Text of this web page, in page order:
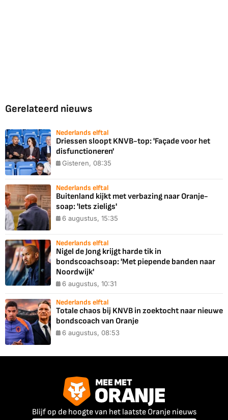
Gerelateerd nieuws
Nederlands elftal
Driessen sloopt KNVB-top: 'Façade voor het
disfunctioneren'
Gisteren, 08:35
Nederlands elftal
Buitenland kijkt met verbazing naar Oranje-
soap: 'Iets zieligs'
6 augustus, 15:35
Nederlands elftal
Nigel de Jong krijgt harde tik in
bondscoachsoap: 'Met piepende banden naar
Noordwijk'
6 augustus, 10:31
Nederlands elftal
Totale chaos bij KNVB in zoektocht naar nieuwe
bondscoach van Oranje
6 augustus, 08:53
Blijf op de hoogte van het laatste Oranje nieuws